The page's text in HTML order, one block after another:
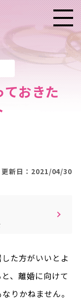
メニ
おきた
更新日：2021/04/30
た方がいいとよ
、離婚に向けて
りかねません。